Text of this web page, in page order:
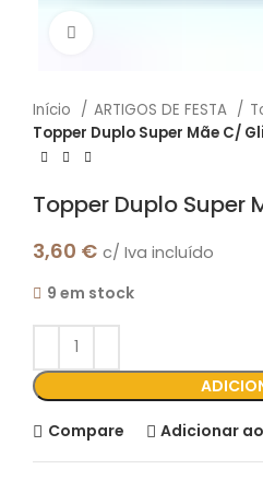
Início ARTIGOS DE FESTA
Topper Duplo Super Mãe C/
Topper Duplo Super
3,60 € c/ Iva incluído
9 em stock
Compare Adicionar